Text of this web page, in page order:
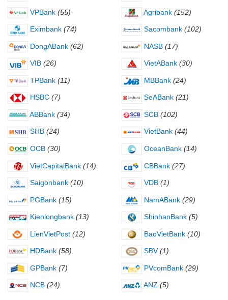
VPBank (55) Agribank (152)
Eximbank (74) Sacombank (102)
DongABank (62) NASB (17)
VIB (26) VietABank (30)
TPBank (11) MBBank (24)
HSBC (7) SeABank (21)
ABBank (34) SCB (102)
SHB (24) VietBank (44)
OCB (30) OceanBank (14)
VietCapitalBank (14) CBBank (27)
Saigonbank (10) VDB (1)
PGBank (15) NamABank (29)
Kienlongbank (13) ShinhanBank (5)
LienVietPost (12) BaoVietBank (10)
HDBank (58) SBV (1)
GPBank (7) PVcomBank (29)
NCB (24) ANZ (5)